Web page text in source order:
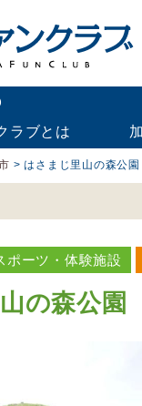
ラブとは
>はさまじ里山の森公園
ポーツ・体験施設
の森公園